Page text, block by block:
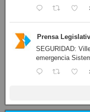
Prensa
SEGURIDAD:
emergencia